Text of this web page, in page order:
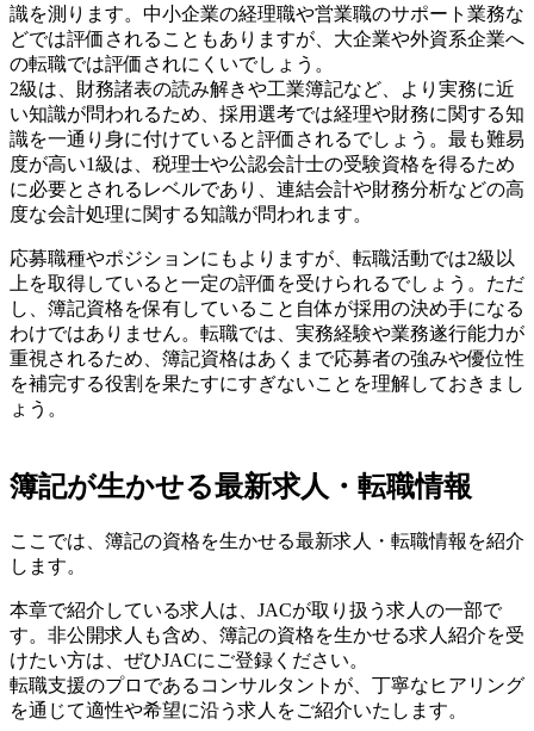
識を測ります。中小企業の経理職や営業職のサポート業務な
どでは評価されることもありますが、大企業や外資系企業へ
の転職では評価されにくいでしょう。
2級は、財務諸表の読み解きや工業簿記など、より実務に近
い知識が問われるため、採用選考では経理や財務に関する知
識を一通り身に付けていると評価されるでしょう。最も難易
度が高い1級は、税理士や公認会計士の受験資格を得るため
に必要とされるレベルであり、連結会計や財務分析などの高
度な会計処理に関する知識が問われます。
応募職種やポジションにもよりますが、転職活動では2級以
上を取得していると一定の評価を受けられるでしょう。ただ
し、簿記資格を保有していること自体が採用の決め手になる
わけではありません。転職では、実務経験や業務遂行能力が
重視されるため、簿記資格はあくまで応募者の強みや優位性
を補完する役割を果たすにすぎないことを理解しておきまし
ょう。
簿記が生かせる最新求人・転職情報
ここでは、簿記の資格を生かせる最新求人・転職情報を紹介
します。
本章で紹介している求人は、JACが取り扱う求人の一部で
す。非公開求人も含め、簿記の資格を生かせる求人紹介を受
けたい方は、ぜひJACにご登録ください。
転職支援のプロであるコンサルタントが、丁寧なヒアリング
を通じて適性や希望に沿う求人をご紹介いたします。